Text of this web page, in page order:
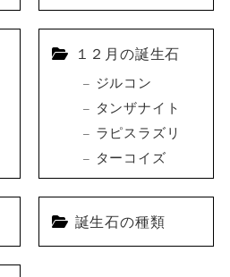
１２月の誕生石
ジルコン
タンザナイト
ラピスラズリ
ターコイズ
誕生石の種類